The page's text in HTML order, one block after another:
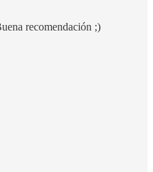
recomendación ;)